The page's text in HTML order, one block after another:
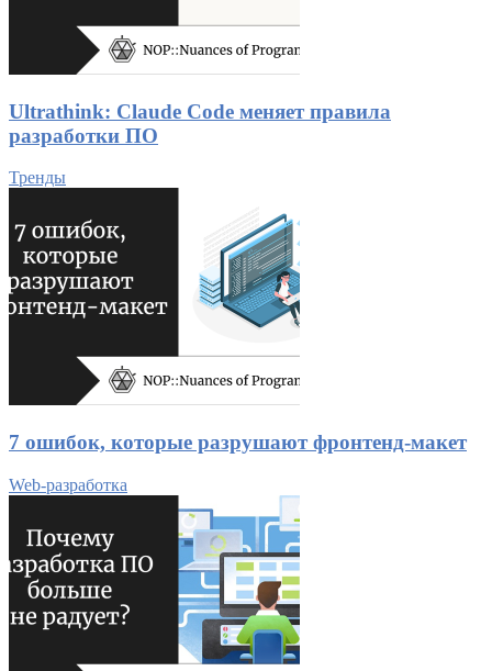
Ultrathink: Claude Code меняет правила
разработки ПО
Тренды
7 ошибок, которые разрушают фронтенд-макет
Web-разработка